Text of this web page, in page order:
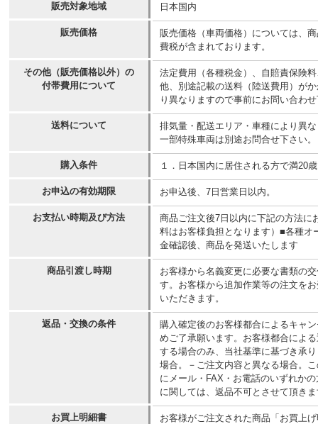
販売対象地域 日本国内
販売価格
販売価格（車両価格）については、
費税が含まれております。
その他（販売価格以外）の
付帯費用について
法定費用（各種税金）、自賠責保険
他、別途記載の送料（陸送費用）が
り異なりますので事前にお問い合わ
送料について
排気量・配送エリア・車種により異
一部特殊車両は別途お問合せ下さい。
購入条件 １．日本国内に居住される方で満20
お申込の有効期限 お申込後、7日営業日以内。
お支払い時期及び方法
商品ご注文後7日以内に下記の方法に
料はお客様負担となります）■各種
金確認後、商品を発送いたします
商品引渡し時期
お客様から名義変更に必要な書類の
す。お客様から追加作業等の注文を
いただきます。
返品・交換の条件
購入確定後のお客様都合によるキャ
めご了承願います。お客様都合によ
する場合のみ、当社基準に基づき承
場合。－ご注文内容と異なる場合。
にメール・FAX・お電話のいずれか
に関しては、返品不可とさせて頂き
お買上明細書
お客様がご注文された商品「お買上